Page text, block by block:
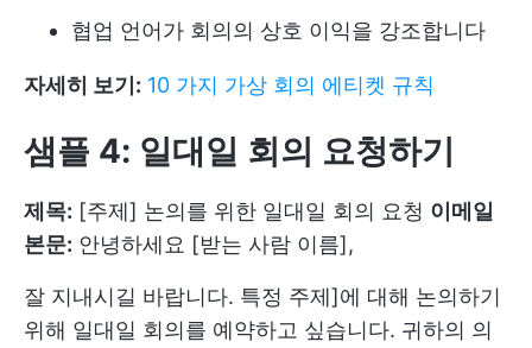
협업 언어가 회의의 상호 이익을 강조합니다
자세히 보기: 10 가지 가상 회의 에티켓 규칙
샘플 4: 일대일 회의 요청하기
제목: [주제] 논의를 위한 일대일 회의 요청 이메일
본문: 안녕하세요 [받는 사람 이름],
잘 지내시길 바랍니다. 특정 주제]에 대해 논의하기
위해 일대일 회의를 예약하고 싶습니다. 귀하의 의